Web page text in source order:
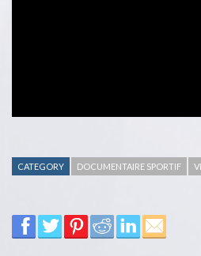
CATEGORY DOCUMENTAIRE SPORTIF